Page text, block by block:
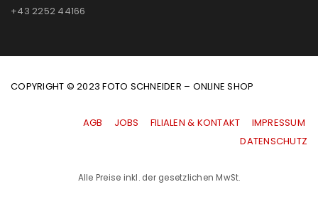
+43 2252 44166
COPYRIGHT © 2023 FOTO SCHNEIDER – ONLINE SHOP
AGB JOBS FILIALEN & KONTAKT
IMPRESSUM
|DATENSCHUTZ
Alle Preise inkl. der gesetzlichen MwSt.